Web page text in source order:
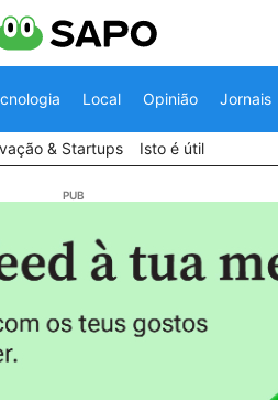
Local Opinião Jornais
& Startups Isto é útil